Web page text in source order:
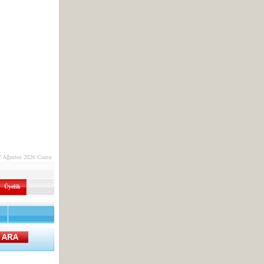
Ağustos 2026 Cuma
Üyelik